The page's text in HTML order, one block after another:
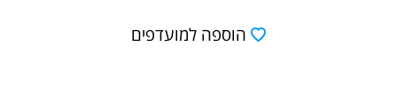
הוספה למועדפים